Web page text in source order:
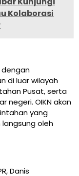
Kolaborasi
dengan
di luar wilayah
Pusat, serta
negeri. OIKN akan
yang
oleh
Danis